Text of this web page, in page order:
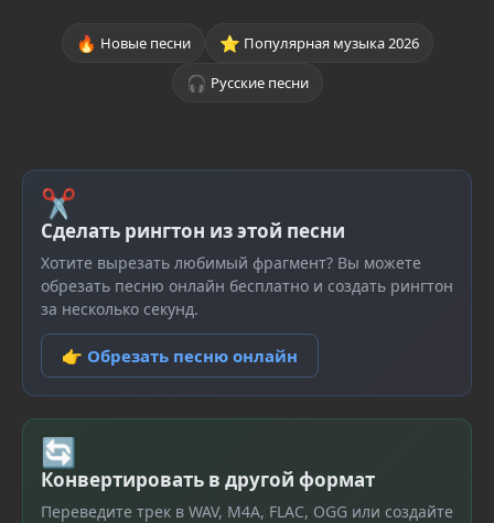
🔥 Новые песни ⭐ Популярная музыка 2026
🎧 Русские песни
✂
Сделать рингтон из этой песни
Хотите вырезать любимый фрагмент? Вы можете
обрезать песню онлайн бесплатно и создать рингтон
за несколько секунд.
👉 Обрезать песню онлайн
🔄
Конвертировать в другой формат
Переведите трек в WAV, M4A, FLAC, OGG или создайте